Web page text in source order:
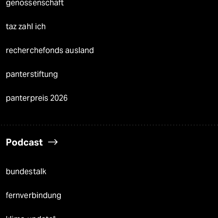
genossenschaft
taz zahl ich
recherchefonds ausland
panterstiftung
panterpreis 2026
Podcast
bundestalk
fernverbindung